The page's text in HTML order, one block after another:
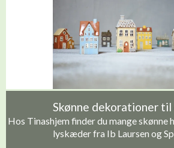
Skønne dekorationer
Hos Tinashjem finder du mange skønne
lyskæder fra Ib Laursen og